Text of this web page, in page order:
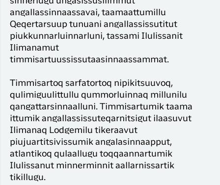
angallassinnaassavai, taamaattumillu
Qeqertarsuup tunuani angallassissutitut
piukkunnarluinnarluni, tassami Ilulissanit
Ilimanamut
timmisartuussissutaasinnaassammat.
Timmisartoq sarfatortoq nipikitsuuvoq,
qulimiguulittullu qummorluinnaq millunilu
qangattarsinnaalluni. Timmisartumik taama
ittumik angallassissuteqarnitsigut ilaasuvut
Ilimanaq Lodgemilu tikeraavut
piujuartitsivissumik angalasinnaapput,
atlantikoq qulaallugu toqqaannartumik
Ilulissanut minnerminnit aallarnissartik
tikillugu.